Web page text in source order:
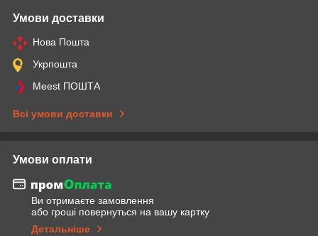
Умови доставки
Нова Пошта
Укрпошта
Meest ПОШТА
Всі умови доставки
Умови оплати
Ви отримаєте замовлення
або гроші повернуться на вашу картку
Детальніше